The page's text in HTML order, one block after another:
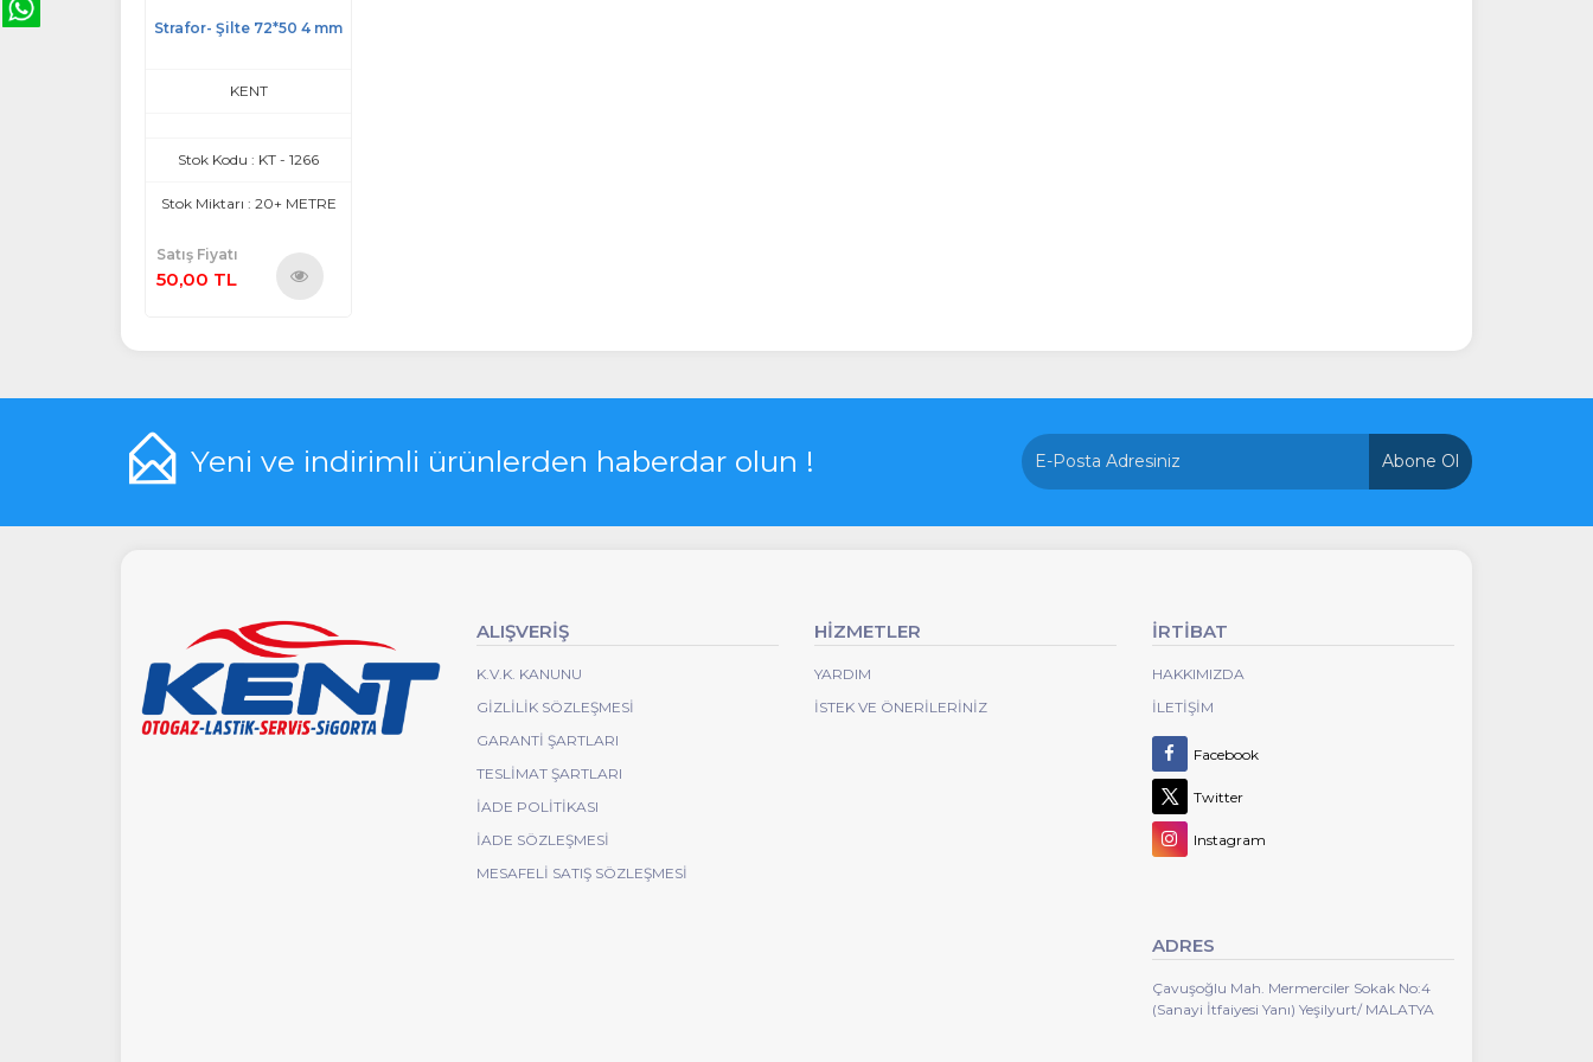
Strafor- Şilte 72*50 4 mm
KENT
Stok Kodu : KT - 1266
Stok Miktarı : 20+ METRE
Satış Fiyatı
50,00 TL
Yeni ve indirimli ürünlerden haberdar olun ! Abone Ol
ALIŞVERİŞ
K.V.K. KANUNU
GIZLILIK SÖZLEŞMESI
GARANTI ŞARTLARI
TESLIMAT ŞARTLARI
İADE POLITIKASI
İADE SÖZLEŞMESI
MESAFELİ SATIŞ SÖZLEŞMESİ
HİZMETLER
YARDIM
İSTEK VE ÖNERILERINIZ
İRTİBAT
HAKKIMIZDA
İLETIŞIM
Facebook
Twitter
Instagram
ADRES
Çavuşoğlu Mah. Mermerciler Sokak No:4
(Sanayi İtfaiyesi Yanı) Yeşilyurt/ MALATYA